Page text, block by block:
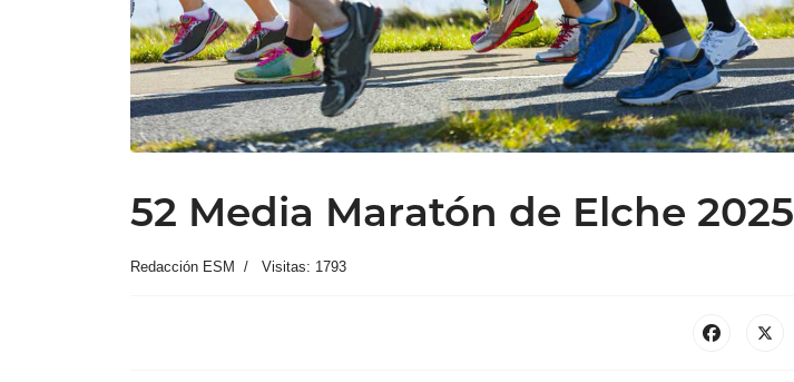
52 Media Maratón de Elche 2025
Redacción ESM Visitas: 1793